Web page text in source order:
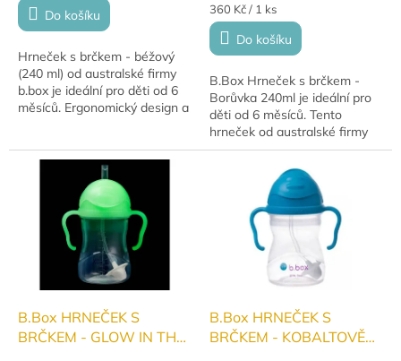
Do košíku
Hrneček s brčkem - béžový
(240 ml) od australské firmy
b.box je ideální pro děti od 6
měsíců. Ergonomický design a
dodává...
Měrná
cena:
360 Kč / 1 ks
Do košíku
B.Box Hrneček s brčkem -
Borůvka 240ml je ideální pro
děti od 6 měsíců. Tento
hrneček od australské firmy
b.box je navržen tak, aby
usnadnil přechod na
samostatné pití a...
B.Box HRNEČEK S
BRČKEM - GLOW IN THE
B.Box HRNEČEK S
BRČKEM - KOBALTOVĚ